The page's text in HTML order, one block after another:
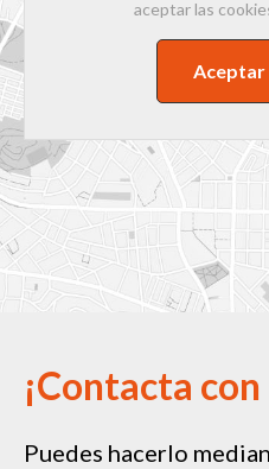
aceptar las
Aceptar
¡Contacta
Puedes hacerlo